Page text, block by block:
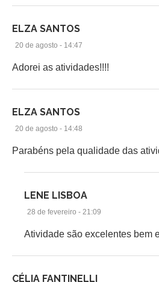
ELZA SANTOS
20 de agosto - 14:47
Adorei as atividades!!!!
ELZA SANTOS
20 de agosto - 14:48
Parabéns pela qualidade das
LENE LISBOA
28 de fevereiro - 21:09
Atividade são excelentes bem
CÉLIA FANTINELLI